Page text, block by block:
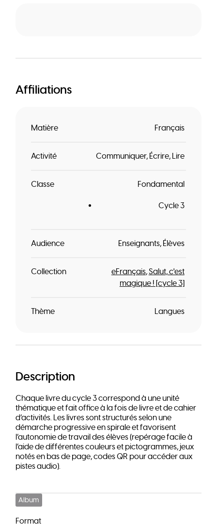
Affiliations
Matière Français
Activité Communiquer Écrire Lire
Classe Fondamental
Cycle 3
Audience Enseignants Élèves
Collection eFrançais Salut, c'est
magique ! [cycle 3]
Thème Langues
Description
Chaque livre du cycle 3 correspond à une unité
thématique et fait office à la fois de livre et de cahier
d’activités. Les livres sont structurés selon une
démarche progressive en spirale et favorisent
l’autonomie de travail des élèves (repérage facile à
l’aide de différentes couleurs et pictogrammes, jeux
notés en bas de page, codes QR pour accéder aux
pistes audio).
Album
Format